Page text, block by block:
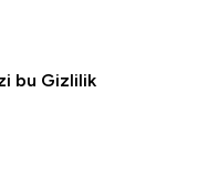
bu Gizlilik